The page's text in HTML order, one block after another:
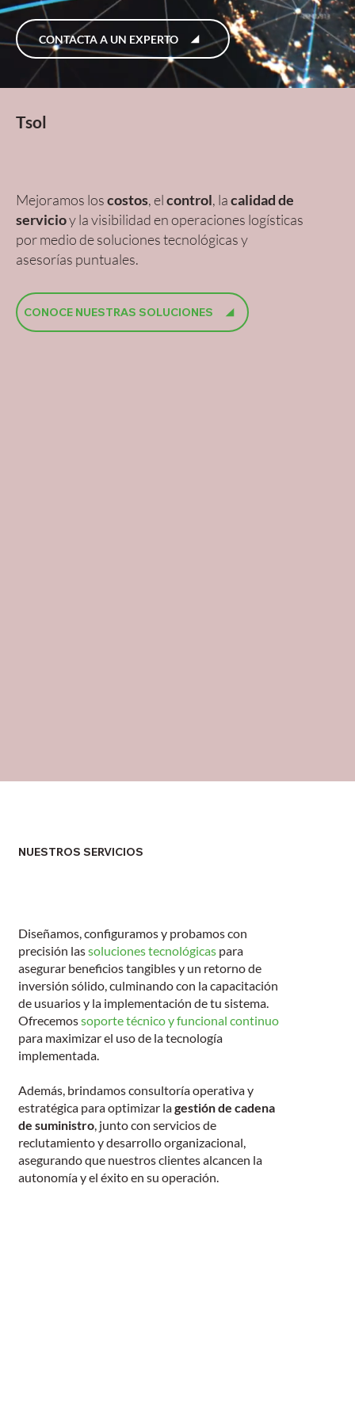
CONTACTA A UN EXPERTO
Tsol
Mejoramos loscostos, elcontrol, lacalidad de
servicioy la visibilidad en operaciones logísticas
por medio de soluciones tecnológicas y
asesorías puntuales.
CONOCE NUESTRAS SOLUCIONES
NUESTROS SERVICIOS
Diseñamos, configuramos y probamos con
precisión lassoluciones tecnológicaspara
asegurar beneficios tangibles y un retorno de
inversión sólido, culminando con la capacitación
de usuarios y la implementación de tu sistema.
Ofrecemossoporte técnico y funcional continuo
para maximizar el uso de la tecnología
implementada.
Además, brindamos consultoría operativa y
estratégica para optimizar lagestión de cadena
de suministro, junto con servicios de
reclutamiento y desarrollo organizacional,
asegurando que nuestros clientes alcancen la
autonomía y el éxito en su operación.